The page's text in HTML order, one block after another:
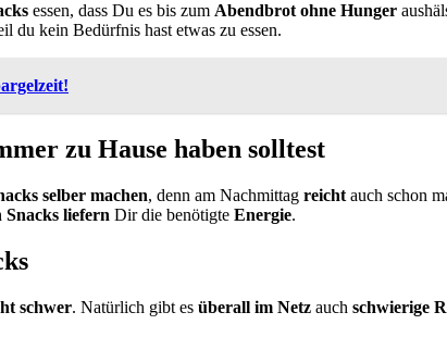
essen, dass Du es bis zum Abendbrot ohne Hunger
du kein Bedürfnis hast etwas zu essen.
zu Hause haben solltest
selber machen, denn am Nachmittag reicht auch schon
Snacks liefern Dir die benötigte Energie.
schwer. Natürlich gibt es überall im Netz auch schwierige